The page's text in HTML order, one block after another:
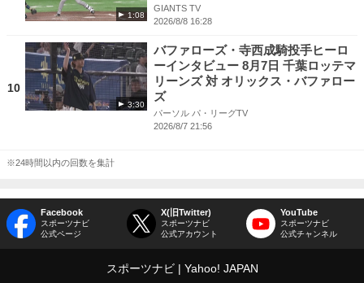
1:08
GIANTS TV
2026/8/8 16:28
10
3:30
バファローズ・寺西成騎投手ヒーロ
ーインタビュー 8月7日 千葉ロッテマ
リーンズ 対 オリックス・バファロー
ズ
パーソル パ・リーグTV
2026/8/7 21:56
※24時間以内の回数を集計
Facebook
スポーツナビ
公式ページ
X(旧Twitter)
スポーツナビ
公式アカウント
YouTube
スポーツナビ
公式チャンネル
スポーツナビ Yahoo! JAPAN